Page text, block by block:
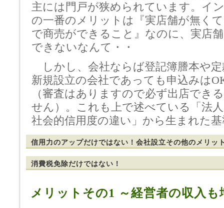
主には門戸が狭められています。イ
の一番のメリットは『実店舗が無く
で商売ができること』なのに、実店
できないなんて・・
しかし、会社ならば登記簿謄本や
新規設立の会社であっても申込みは
（審査はありますので必ず出店でき
せん）。これも上で述べている「法
社会的信用度の違い」から生まれた
信用力のアップだけではない！会社設立その他のメリッ
消費税免除だけではない！
メリットその1 ～経営者の収入も